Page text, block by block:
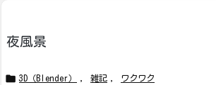
夜風景
 3D（Blender） 雑記 ワクワク